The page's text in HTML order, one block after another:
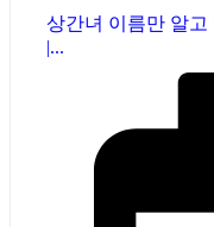
상간녀 이름만 알고
|...